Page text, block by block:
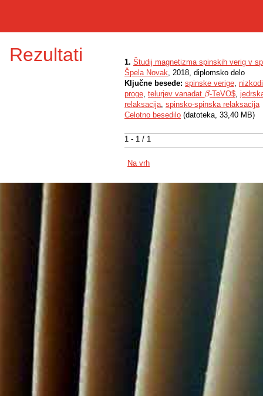
Rezultati
1 - 1 / 1
1. Študij magnetizma spinskih verig v
Špela Novak, 2018, diplomsko delo
Ključne besede: spinske verige,
proge, telurjev vanadat β
β-TeVO$,
relaksacija, spinsko-spinska relaksacija
Celotno besedilo (datoteka, 33,40 MB)
Na vrh